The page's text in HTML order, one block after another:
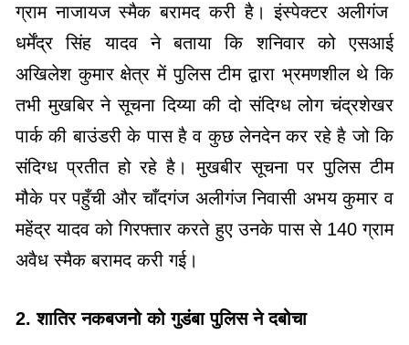
ग्राम नाजायज स्मैक बरामद करी है। इंस्पेक्टर अलीगंज
धर्मेंद्र सिंह यादव ने बताया कि शनिवार को एसआई
अखिलेश कुमार क्षेत्र में पुलिस टीम द्वारा भ्रमणशील थे कि
तभी मुखबिर ने सूचना दिय्या की दो संदिग्ध लोग चंद्रशेखर
पार्क की बाउंडरी के पास है व कुछ लेनदेन कर रहे है जो कि
संदिग्ध प्रतीत हो रहे है। मुखबीर सूचना पर पुलिस टीम
मौके पर पहुँची और चाँदगंज अलीगंज निवासी अभय कुमार व
महेंद्र यादव को गिरफ्तार करते हुए उनके पास से 140 ग्राम
अवैध स्मैक बरामद करी गई।
2. शातिर नकबजनो को गुडंबा पुलिस ने दबोचा